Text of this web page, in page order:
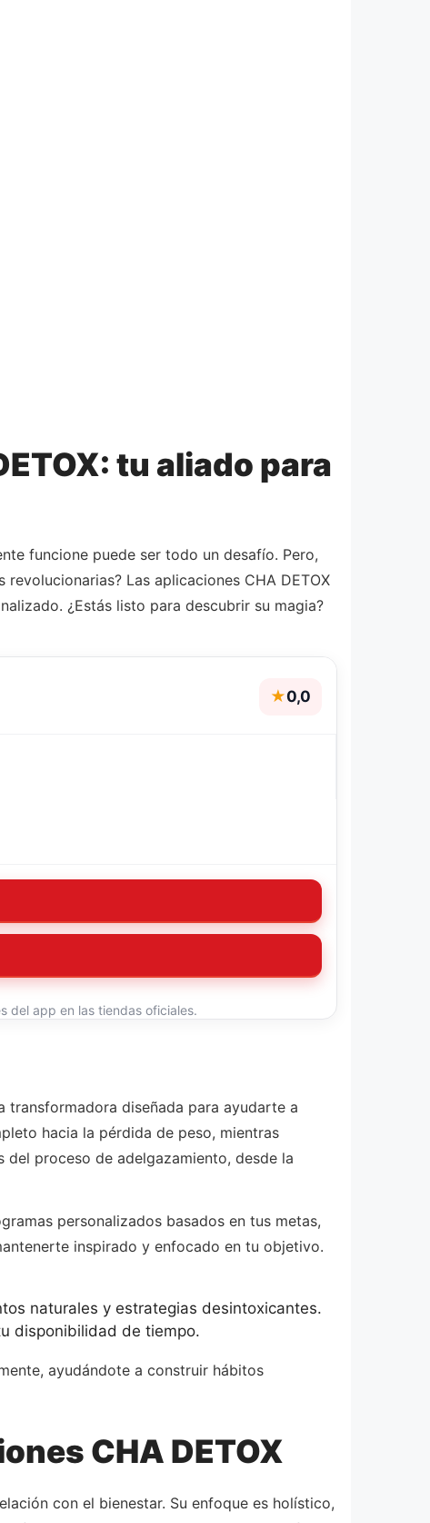
tu aliado para
funcione puede ser todo un desafío. Pero,
Las aplicaciones CHA DETOX
¿Estás listo para descubrir su magia?
★0,0
del app en las tiendas oficiales.
transformadora diseñada para ayudarte a
hacia la pérdida de peso, mientras
proceso de adelgazamiento, desde la
personalizados basados en tus metas,
inspirado y enfocado en tu objetivo.
naturales y estrategias desintoxicantes.
disponibilidad de tiempo.
ayudándote a construir hábitos
CHA DETOX
con el bienestar. Su enfoque es holístico,